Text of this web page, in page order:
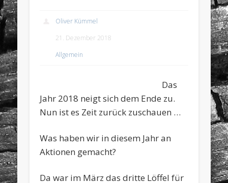
Oliver Kümmel
21. Dezember 2018
Allgemein
Das
Jahr 2018 neigt sich dem Ende zu.
Nun ist es Zeit zurück zuschauen …
Was haben wir in diesem Jahr an
Aktionen gemacht?
Da war im März das dritte Löffel für